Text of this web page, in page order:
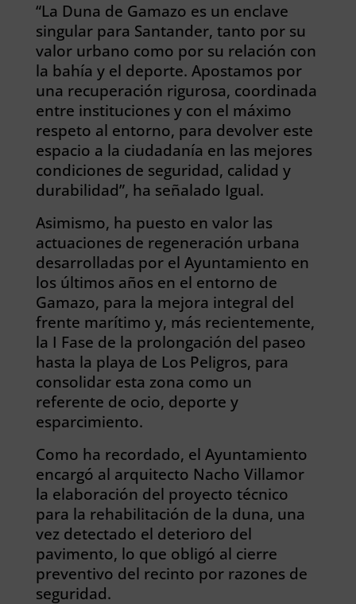
“La Duna de Gamazo es un enclave
singular para Santander, tanto por su
valor urbano como por su relación con
la bahía y el deporte. Apostamos por
una recuperación rigurosa, coordinada
entre instituciones y con el máximo
respeto al entorno, para devolver este
espacio a la ciudadanía en las mejores
condiciones de seguridad, calidad y
durabilidad”, ha señalado Igual.
Asimismo, ha puesto en valor las
actuaciones de regeneración urbana
desarrolladas por el Ayuntamiento en
los últimos años en el entorno de
Gamazo, para la mejora integral del
frente marítimo y, más recientemente,
la I Fase de la prolongación del paseo
hasta la playa de Los Peligros, para
consolidar esta zona como un
referente de ocio, deporte y
esparcimiento.
Como ha recordado, el Ayuntamiento
encargó al arquitecto Nacho Villamor
la elaboración del proyecto técnico
para la rehabilitación de la duna, una
vez detectado el deterioro del
pavimento, lo que obligó al cierre
preventivo del recinto por razones de
seguridad.